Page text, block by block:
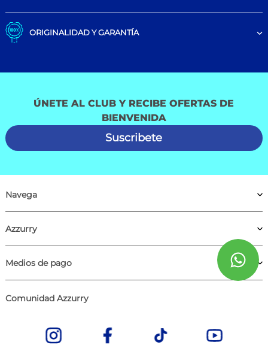
ORIGINALIDAD Y GARANTÍA
ÚNETE AL CLUB Y RECIBE OFERTAS DE
BIENVENIDA
Suscribete
Navega
Azzurry
Medios de pago
Comunidad Azzurry